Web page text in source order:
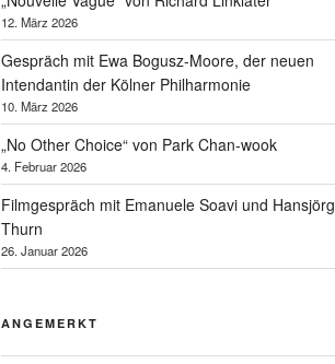
12. März 2026
Gespräch mit Ewa Bogusz-Moore, der neuen
Intendantin der Kölner Philharmonie
10. März 2026
„No Other Choice“ von Park Chan-wook
4. Februar 2026
Filmgespräch mit Emanuele Soavi und Hansjörg
Thurn
26. Januar 2026
ANGEMERKT